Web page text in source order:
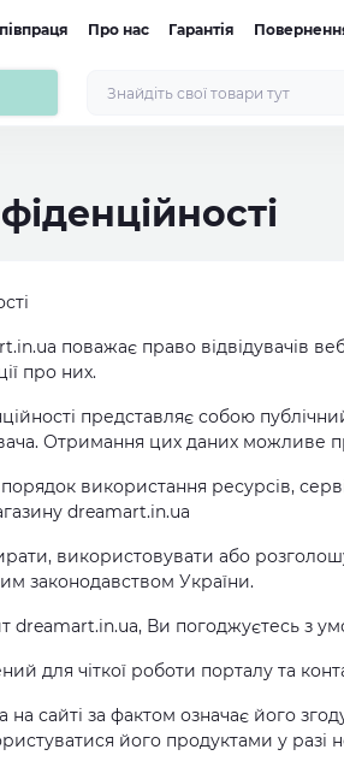
Про нас Гарантія
поважає право відвідувачів
про них.
представляє собою
Отримання цих даних можливе
використання ресурсів,
dreamart.in.ua
використовувати або
законодавством України.
Ви погоджуєтесь з
для чіткої роботи порталу та
сайті за фактом означає його
його продуктами у разі